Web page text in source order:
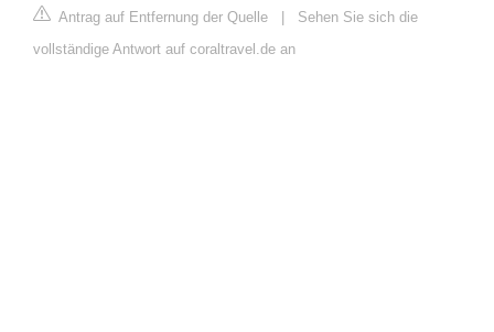
Antrag auf Entfernung der Quelle
Sehen Sie sich die
vollständige Antwort auf coraltravel.de an